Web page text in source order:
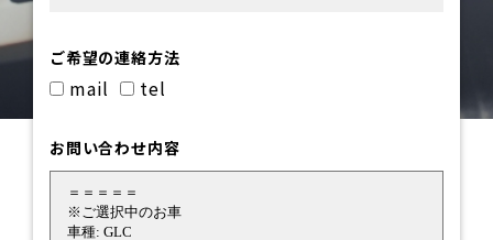
ご希望の連絡方法
mail tel
お問い合わせ内容